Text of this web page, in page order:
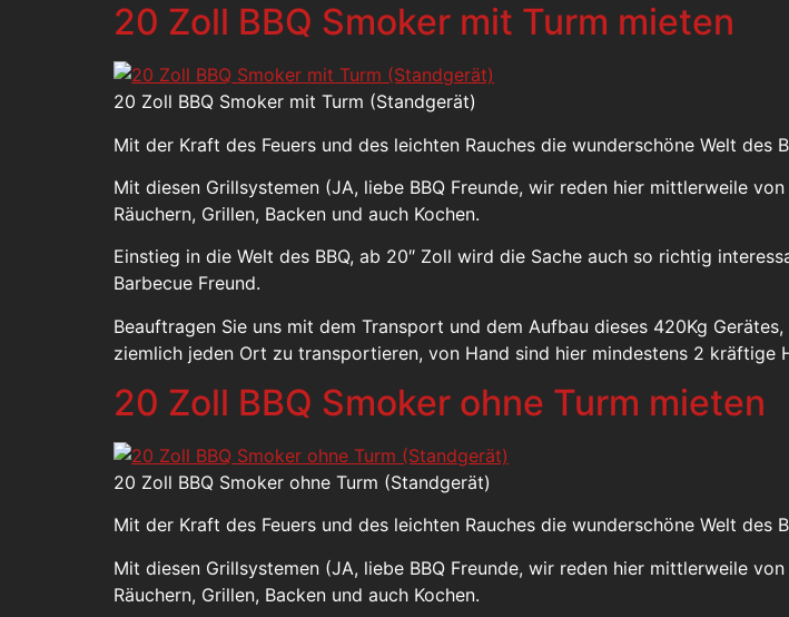
20 Zoll BBQ Smoker mit Turm mieten
20 Zoll BBQ Smoker mit Turm (Standgerät)
Mit der Kraft des Feuers und des leichten Rauches die wunderschöne Welt des
Mit diesen Grillsystemen (JA, liebe BBQ Freunde, wir reden hier mittlerweile
Räuchern, Grillen, Backen und auch Kochen.
Einstieg in die Welt des BBQ, ab 20″ Zoll wird die Sache auch so richtig
Barbecue Freund.
Beauftragen Sie uns mit dem Transport und dem Aufbau dieses 420Kg
ziemlich jeden Ort zu transportieren, von Hand sind hier mindestens 2 kräftige
20 Zoll BBQ Smoker ohne Turm mieten
20 Zoll BBQ Smoker ohne Turm (Standgerät)
Mit der Kraft des Feuers und des leichten Rauches die wunderschöne Welt des
Mit diesen Grillsystemen (JA, liebe BBQ Freunde, wir reden hier mittlerweile
Räuchern, Grillen, Backen und auch Kochen.